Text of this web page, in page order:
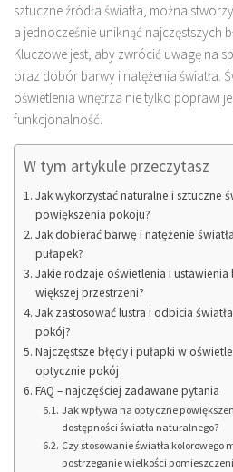
sztuczne źródła światła, można
a jednocześnie uniknąć najczęstszych
Kluczowe jest, aby zwrócić uwagę na
oraz dobór barwy i natężenia światła.
oświetlenia wnętrza nie tylko poprawi
funkcjonalność.
W tym artykule przeczytasz
Jak wykorzystać naturalne i sztuczne
powiększenia pokoju?
Jak dobierać barwę i natężenie
pułapek?
Jakie rodzaje oświetlenia i
większej przestrzeni?
Jak zastosować lustra i odbicia
pokój?
Najczęstsze błędy i pułapki w
optycznie pokój
FAQ – najczęściej zadawane pytania
Jak wpływa na optyczne
dostępności światła naturalnego?
Czy stosowanie światła kolorowego
postrzeganie wielkości